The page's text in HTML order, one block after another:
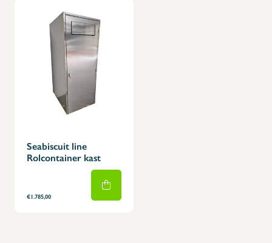
Seabiscuit line
Rolcontainer kast
€1.785,00